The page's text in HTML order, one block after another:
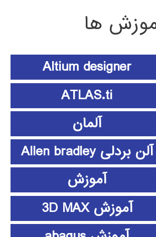
ها
Altium designer
ATLAS.ti
آلمان
آلن بردلی Allen bradley
آموزش
آموزش 3D MAX